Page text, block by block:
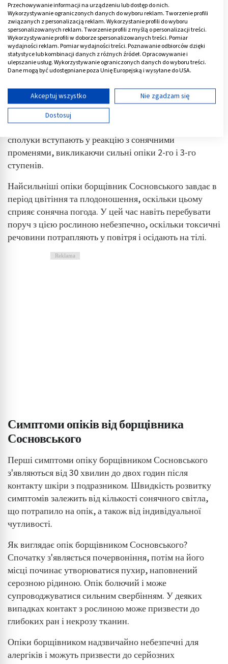
Опіки від борщівника Сосновського
Опіки від борщівника викликають фуранокумарини,
що містяться в соку та виділеннях рослини. Ці
сполуки вступають у реакцію з сонячними
променями, викликаючи сильні опіки 2-го і 3-го
ступенів.
Найсильніші опіки борщівник Сосновського завдає в
період цвітіння та плодоношення, оскільки цьому
сприяє сонячна погода. У цей час навіть перебувати
поруч з цією рослиною небезпечно, оскільки токсичні
речовини потрапляють у повітря і осідають на тілі.
Reklama
Симптоми опіків від борщівника
Сосновського
Перші симптоми опіку борщівником Сосновського
з'являються від 30 хвилин до двох годин після
контакту шкіри з подразником. Швидкість розвитку
симптомів залежить від кількості сонячного світла,
що потрапило на опік, а також від індивідуальної
чутливості.
Як виглядає опік борщівником Сосновського?
Спочатку з'являється почервоніння, потім на його
місці починає утворюватися пухир, наповнений
серозною рідиною. Опік болючий і може
супроводжуватися сильним свербінням. У деяких
випадках контакт з рослиною може призвести до
глибоких ран і некрозу тканин.
Опіки борщівником надзвичайно небезпечні для
алергіків і можуть призвести до серйозних
Przechowywanie informacji na urządzeniu lub dostęp do nich.
Wykorzystywanie ograniczonych danych do wyboru reklam. Tworzenie profili
związanych z personalizacją reklam. Wykorzystanie profili do wyboru
spersonalizowanych reklam. Tworzenie profili z myślą o personalizacji treści.
Wykorzystywanie profili w doborze spersonalizowanych treści. Pomiar
wydajności reklam. Pomiar wydajności treści. Poznawanie odbiorców dzięki
statystyce lub kombinacji danych z różnych źródeł. Opracowywanie i
ulepszanie usług. Wykorzystywanie ograniczonych danych do wyboru treści.
Dane mogą być udostępniane poza Unię Europejską i wysyłane do USA.
Wyświetl listę partnerów (11 dostawców IAB)
Używamy Twoich danych w następujących celach:
Cele przetwarzania IAB:
Przechowywanie informacji na urządzeniu lub
dostęp do nich
Wykorzystywanie ograniczonych danych do
Tworzenie profili w celu spersonalizowanych
reklam
Wykorzystanie profili do wyboru
spersonalizowanych reklam
Tworzenie profili w celu personalizacji treści
Funkcje specjalne IAB:
Użycie dokładnych danych geolokalizacyjnych
Identyfikowanie urządzeń na podstawie
aktywnie żądanych informacji
Cele przetwarzania inne niż IAB:
Niezbędne
Wydajność (Performance)
Reklama / śledzenie
Akceptuj wszystko
Nie zgadzam się
Dostosuj